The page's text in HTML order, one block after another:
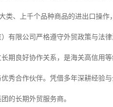
类、上千个品种商品的进出口操作
有限公司严格遵守外贸政策与法
期良好协作关系，是海关高信用
秀合作伙伴。凭借多年深耕经验
的长期外贸服务商。